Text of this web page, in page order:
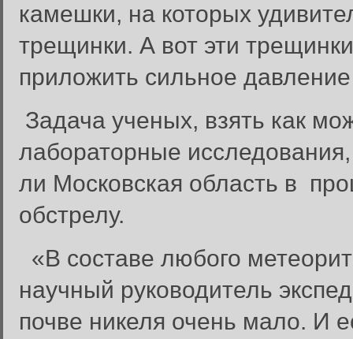
камешки, на которых
трещинки. А вот эти
приложить сильное
Задача ученых, взять как
лабораторные
ли Московская область в
обстрелу.
«В составе любого
научный руководитель
почве никеля очень мало. И